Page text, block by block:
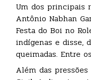
Um dos principais
Antônio Nabhan
Festa do Boi no
indígenas e disse,
queimadas. Entre
Além das